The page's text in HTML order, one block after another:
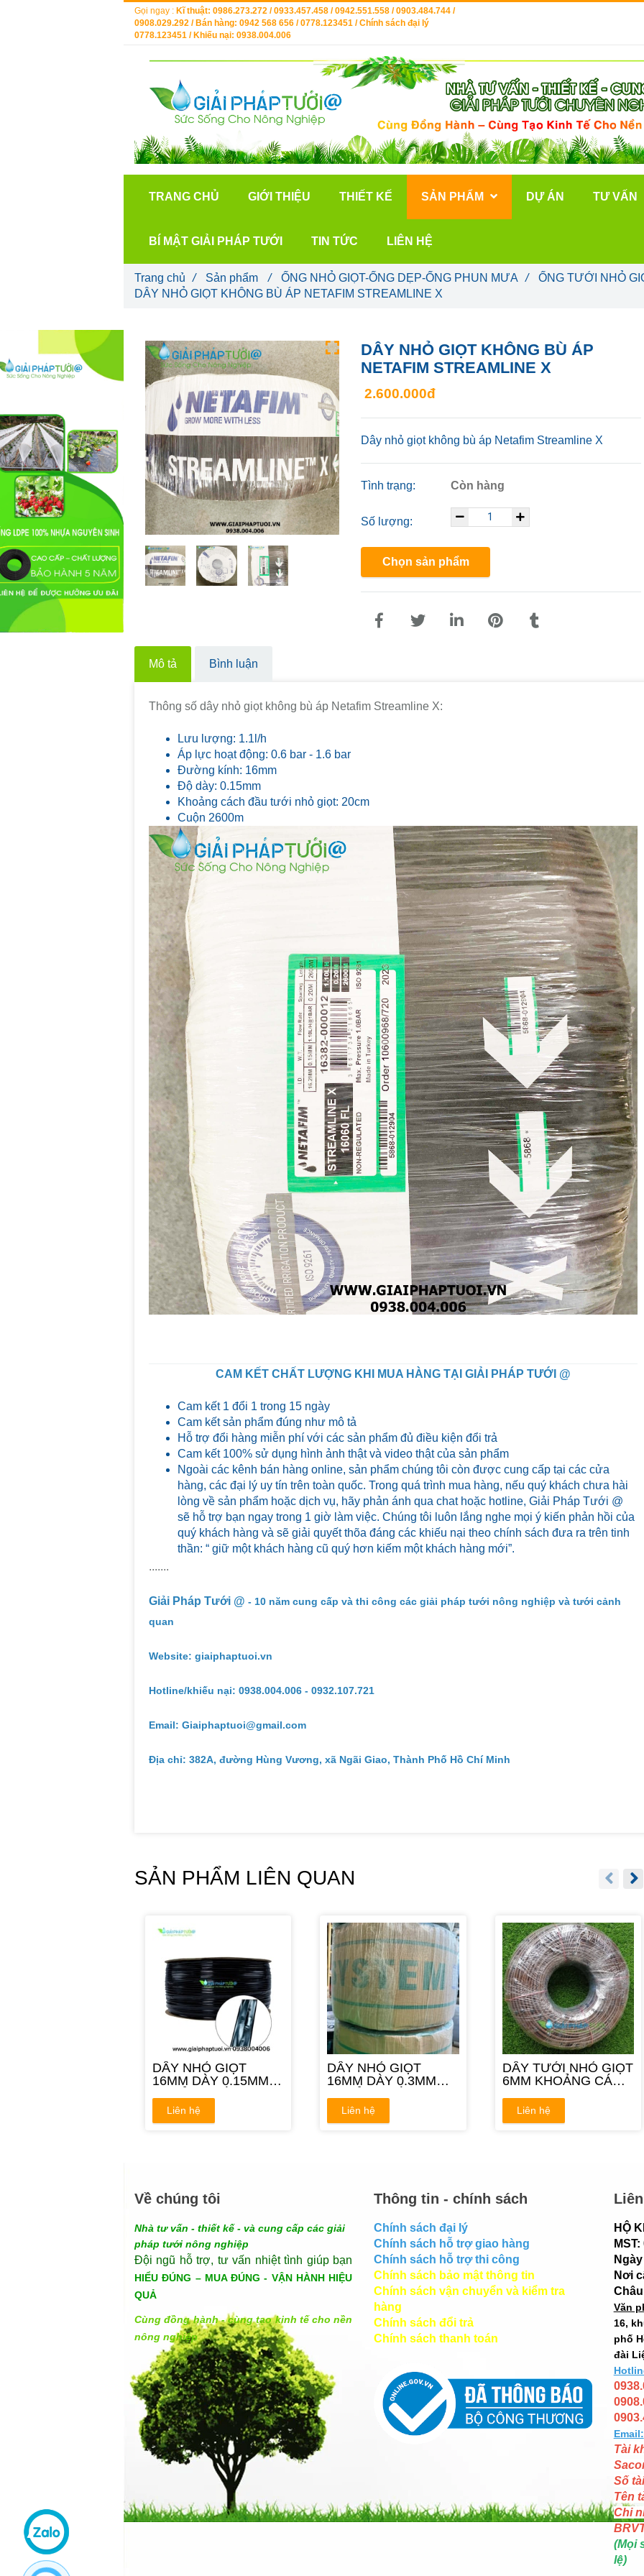
DÂY NHỎ GIỌT KHÔNG BÙ ÁP
NETAFIM STREAMLINE X
2.600.000đ
Dây nhỏ giọt không bù áp Netafim Streamline X
Tình trạng: Còn hàng
Số lượng:
Chọn sản phẩm
Mô tả Bình luận
Thông số dây nhỏ giọt không bù áp Netafim Streamline X:
Lưu lượng: 1.1l/h
Áp lực hoạt động: 0.6 bar - 1.6 bar
Đường kính: 16mm
Độ dày: 0.15mm
Khoảng cách đầu tưới nhỏ giọt: 20cm
Cuộn 2600m
CAM KẾT CHẤT LƯỢNG KHI MUA HÀNG TẠI GIẢI PHÁP TƯỚI @
Cam kết 1 đổi 1 trong 15 ngày
Cam kết sản phẩm đúng như mô tả
Hỗ trợ đổi hàng miễn phí với các sản phẩm đủ điều kiện đổi trả
Cam kết 100% sử dụng hình ảnh thật và video thật của sản phẩm
Ngoài các kênh bán hàng online, sản phẩm chúng tôi còn được cung cấp tại các cửa
hàng, các đại lý uy tín trên toàn quốc. Trong quá trình mua hàng, nếu quý khách chưa hài
lòng về sản phẩm hoặc dịch vụ, hãy phản ánh qua chat hoặc hotline, Giải Pháp Tưới @
sẽ hỗ trợ bạn ngay trong 1 giờ làm việc. Chúng tôi luôn lắng nghe mọi ý kiến phản hồi của
quý khách hàng và sẽ giải quyết thõa đáng các khiếu nại theo chính sách đưa ra trên tinh
thần: “ giữ một khách hàng cũ quý hơn kiếm một khách hàng mới”.
.......
Giải Pháp Tưới @ - 10 năm cung cấp và thi công các giải pháp tưới nông nghiệp và tưới cảnh
quan
Website: giaiphaptuoi.vn
Hotline/khiếu nại: 0938.004.006 - 0932.107.721
Email: Giaiphaptuoi@gmail.com
Địa chỉ: 382A, đường Hùng Vương, xã Ngãi Giao, Thành Phố Hồ Chí Minh
SẢN PHẨM LIÊN QUAN
DÂY NHỎ GIỌT
16MM DÀY 0.15MM
10CM
Liên hệ
DÂY NHỎ GIỌT
16MM DÀY 0.3MM
30CM
Liên hệ
DÂY TƯỚI NHỎ GIỌT
6MM KHOẢNG CÁCH
Liên hệ
Trang chủ / Sản phẩm / ỐNG NHỎ GIỌT-ỐNG DẸP-ỐNG PHUN MƯA / ỐNG TƯỚI NHỎ
DÂY NHỎ GIỌT KHÔNG BÙ ÁP NETAFIM STREAMLINE X
Gọi ngay : Kĩ thuật: 0986.273.272 / 0933.457.458 / 0942.551.558 / 0903.484.744 /
0908.029.292 / Bán hàng: 0942 568 656 / 0778.123451 / Chính sách đại lý
0778.123451 / Khiếu nại: 0938.004.006
TRANG CHỦ GIỚI THIỆU THIẾT KẾ SẢN PHẨM DỰ ÁN TƯ VẤN
BÍ MẬT GIẢI PHÁP TƯỚI TIN TỨC LIÊN HỆ
Về chúng tôi
Nhà tư vấn - thiết kế - và cung cấp các giải
pháp tưới nông nghiệp
Đội ngũ hỗ trợ, tư vấn nhiệt tình giúp bạn
HIỂU ĐÚNG – MUA ĐÚNG - VẬN HÀNH HIỆU
QUẢ
Cùng đồng hành - cùng tạo kinh tế cho nền
nông nghiệp
Thông tin - chính sách
Chính sách đại lý
Chính sách hỗ trợ giao hàng
Chính sách hỗ trợ thi công
Chính sách bảo mật thông tin
Chính sách vận chuyển và kiểm tra
hàng
Chính sách đổi trả
Chính sách thanh toán
HỘ
Nơi
Văn
16,
phố
đài
Email:
Tài
Số
Tên
Chi
(Mọi
lệ)